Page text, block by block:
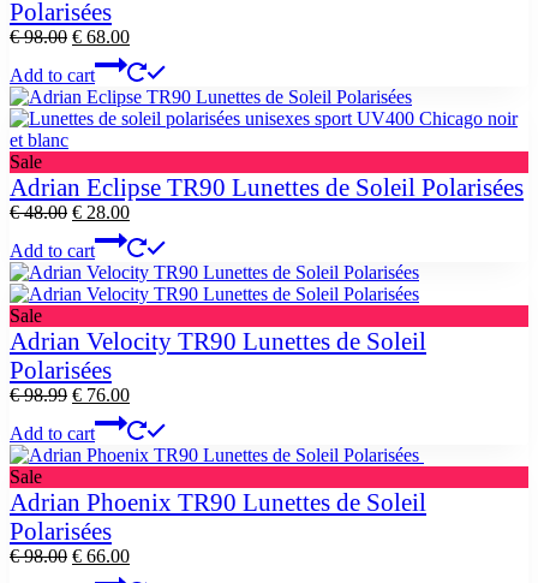
Polarisées
€98.00 Original
was:
€ 98.00.
€ 68.00Current
is:
€ 68.00.
Add to cart
SaleProduct
on
sale
Adrian Eclipse TR90 Lunettes de Soleil Polarisées
€48.00 Original
was:
€ 48.00.
€ 28.00Current
is:
€ 28.00.
Add to cart
SaleProduct
on
sale
Adrian Velocity TR90 Lunettes de Soleil
Polarisées
€98.99 Original
was:
€ 98.99.
€ 76.00Current
is:
€ 76.00.
Add to cart
SaleProduct
on
sale
Adrian Phoenix TR90 Lunettes de Soleil
Polarisées
€98.00 Original
€ 66.00Current